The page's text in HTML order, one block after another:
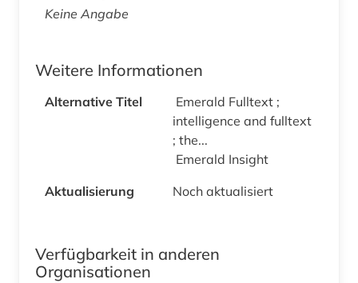
Keine Angabe
Weitere Informationen
Alternative Titel
Emerald Fulltext ;
intelligence and fulltext
; the...
Emerald Insight
Aktualisierung
Noch aktualisiert
Verfügbarkeit in anderen
Organisationen